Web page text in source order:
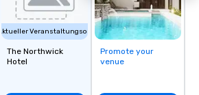
Aktueller Veranstaltungsort
The Northwick
Hotel
Promote your
venue